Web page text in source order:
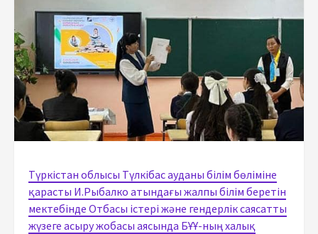
Түркістан облысы Түлкібас ауданы білім бөліміне
қарасты И.Рыбалко атындағы жалпы білім беретін
мектебінде Отбасы істері және гендерлік саясатты
жүзеге асыру жобасы аясында БҰҰ-ның халық